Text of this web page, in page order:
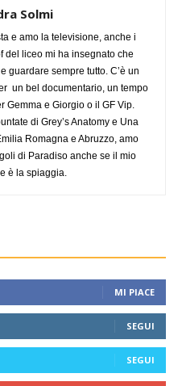
Solmi
e amo la televisione, anche i
del liceo mi ha insegnato che
guardare sempre tutto. C’è un
un bel documentario, un tempo
Gemma e Giorgio o il GF Vip.
di Grey’s Anatomy e Una
Romagna e Abruzzo, amo
di Paradiso anche se il mio
è la spiaggia.
MI PIACE
SEGUI
SEGUI